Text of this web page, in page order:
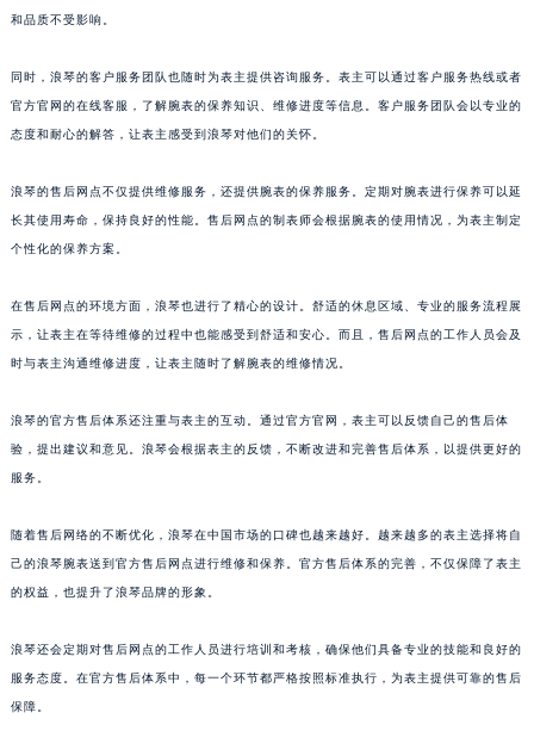
和品质不受影响。
同时，浪琴的客户服务团队也随时为表主提供咨询服务。表主可以通过客户服务热线或者
官方官网的在线客服，了解腕表的保养知识、维修进度等信息。客户服务团队会以专业的
态度和耐心的解答，让表主感受到浪琴对他们的关怀。
浪琴的售后网点不仅提供维修服务，还提供腕表的保养服务。定期对腕表进行保养可以延
长其使用寿命，保持良好的性能。售后网点的制表师会根据腕表的使用情况，为表主制定
个性化的保养方案。
在售后网点的环境方面，浪琴也进行了精心的设计。舒适的休息区域、专业的服务流程展
示，让表主在等待维修的过程中也能感受到舒适和安心。而且，售后网点的工作人员会及
时与表主沟通维修进度，让表主随时了解腕表的维修情况。
浪琴的官方售后体系还注重与表主的互动。通过官方官网，表主可以反馈自己的售后体
验，提出建议和意见。浪琴会根据表主的反馈，不断改进和完善售后体系，以提供更好的
服务。
随着售后网络的不断优化，浪琴在中国市场的口碑也越来越好。越来越多的表主选择将自
己的浪琴腕表送到官方售后网点进行维修和保养。官方售后体系的完善，不仅保障了表主
的权益，也提升了浪琴品牌的形象。
浪琴还会定期对售后网点的工作人员进行培训和考核，确保他们具备专业的技能和良好的
服务态度。在官方售后体系中，每一个环节都严格按照标准执行，为表主提供可靠的售后
保障。